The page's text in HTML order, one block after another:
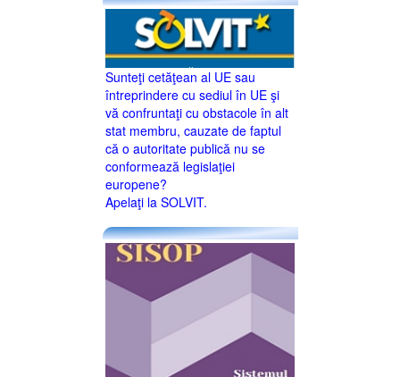
Sunteţi cetăţean al UE sau
întreprindere cu sediul în UE şi
vă confruntaţi cu obstacole în alt
stat membru, cauzate de faptul
că o autoritate publică nu se
conformează legislaţiei
europene?
Apelaţi la SOLVIT.